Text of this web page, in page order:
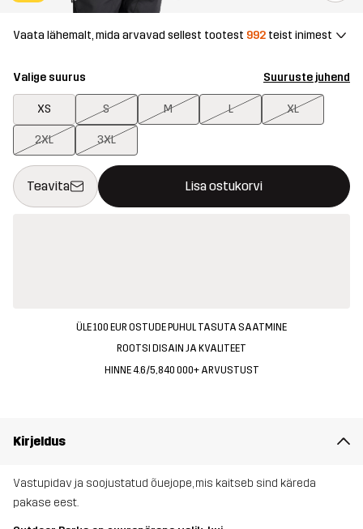
Vaata lähemalt, mida arvavad sellest tootest 992 teist inimest
Valige suurus Suuruste juhend
XS S M L XL
2XL 3XL
Teavita Lisa ostukorvi
See nupp avab modaali, mis kinnitab ostukorvis uue kauba
{{size}} pole saadaval
ÜLE 100 EUR OSTUDE PUHUL TASUTA SAATMINE
ROOTSI DISAIN JA KVALITEET
HINNE 4.6/5, 840 000+ ARVUSTUST
Kirjeldus
Vastupidav ja soojustatud õuejope, mis kaitseb sind käreda
pakase eest.